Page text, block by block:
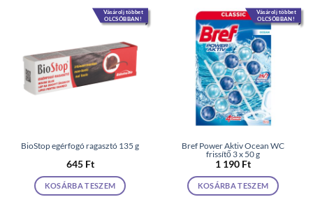
Vásárolj többet
OLCSÓBBAN!
BioStop egérfogó ragasztó 135 g
645 Ft
KOSÁRBA TESZEM
Vásárolj többet
OLCSÓBBAN!
Bref Power Aktiv Ocean WC
frissítő 3 x 50 g
1 190 Ft
KOSÁRBA TESZEM